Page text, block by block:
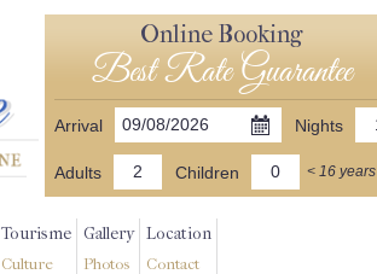
Online Booking
Best Rate Guarantee
Arrival Nights
Adults Children < 16 years
Tourisme
Culture
Gallery
Photos
Location
Contact